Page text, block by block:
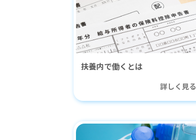
扶養内で働くとは
詳しく見る